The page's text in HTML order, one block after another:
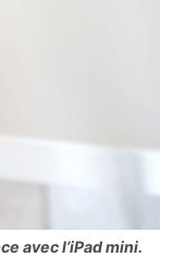
avec l’iPad mini.